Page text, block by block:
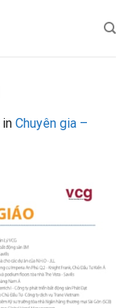
in Chuyên gia –